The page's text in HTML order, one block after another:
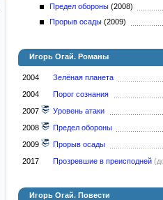
Предел обороны (2008)
Прорыв осады (2009)
Игорь Огай. Романы
2004 Зелёная планета
2004
Порог сознания
2007
Уровень атаки
2008
Предел обороны
2009
Прорыв осады
2017
Прозревшие в преисподней
Игорь Огай. Повести